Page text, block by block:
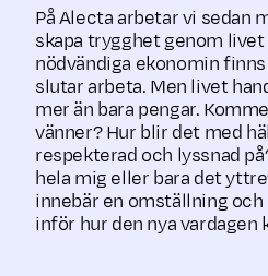
På Alecta arbetar vi sedan
skapa trygghet genom
nödvändiga ekonomin
slutar arbeta. Men livet
mer än bara pengar.
vänner? Hur blir det med
respekterad och lyssnad
hela mig eller bara det
innebär en omställning och
inför hur den nya vardagen